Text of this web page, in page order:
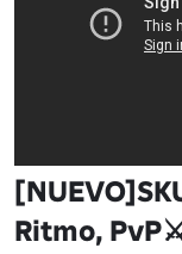
Ritmo,